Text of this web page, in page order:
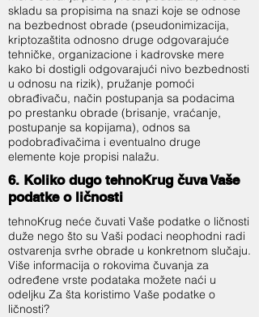
skladu sa propisima na snazi koje se odnose
na bezbednost obrade (pseudonimizacija,
kriptozaštita odnosno druge odgovarajuće
tehničke, organizacione i kadrovske mere
kako bi dostigli odgovarajući nivo bezbednosti
u odnosu na rizik), pružanje pomoći
obrađivaču, način postupanja sa podacima
po prestanku obrade (brisanje, vraćanje,
postupanje sa kopijama), odnos sa
podobrađivačima i eventualno druge
elemente koje propisi nalažu.
6. Koliko dugo tehnoKrug čuva Vaše
podatke o ličnosti
tehnoKrug neće čuvati Vaše podatke o ličnosti
duže nego što su Vaši podaci neophodni radi
ostvarenja svrhe obrade u konkretnom slučaju.
Više informacija o rokovima čuvanja za
određene vrste podataka možete naći u
odeljku Za šta koristimo Vaše podatke o
ličnosti?